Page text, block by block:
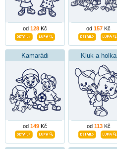
od 128 Kč od 157 Kč
Kamarádi
od 149 Kč
Kluk a holka
od 113Kč